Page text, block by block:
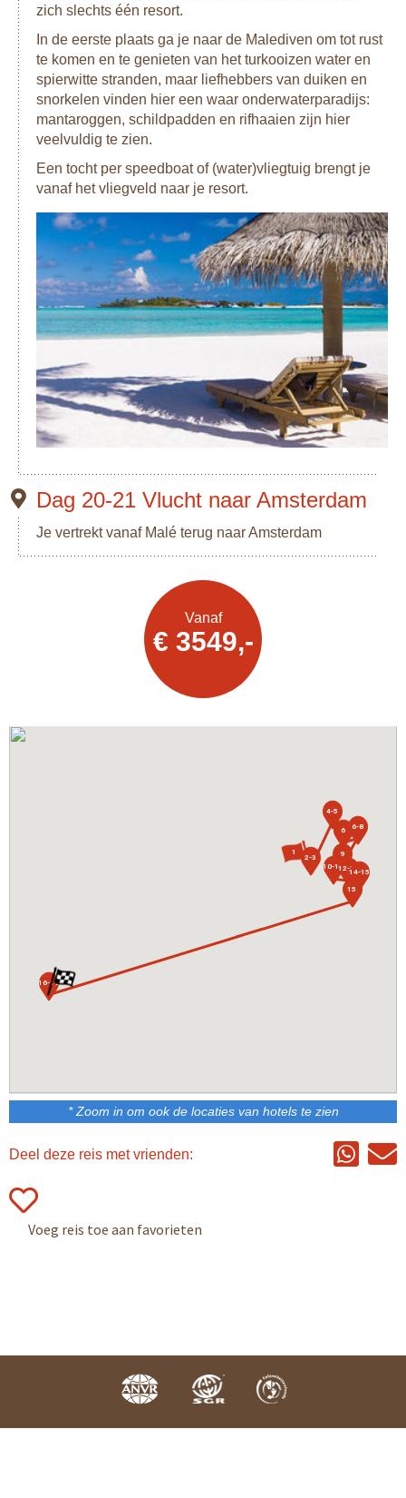
zich slechts één resort.
In de eerste plaats ga je naar de Malediven om tot rust
te komen en te genieten van het turkooizen water en
spierwitte stranden, maar liefhebbers van duiken en
snorkelen vinden hier een waar onderwaterparadijs:
mantaroggen, schildpadden en rifhaaien zijn hier
veelvuldig te zien.
Een tocht per speedboat of (water)vliegtuig brengt je
vanaf het vliegveld naar je resort.
Dag 20-21 Vlucht naar Amsterdam
Je vertrekt vanaf Malé terug naar Amsterdam
Offerte
aanvragen
1
2-3
4-5
6 6-8
9
10-1112-1314-15
15
16-19
* Zoom in om ook de locaties van hotels te zien
Deel deze reis met vrienden: